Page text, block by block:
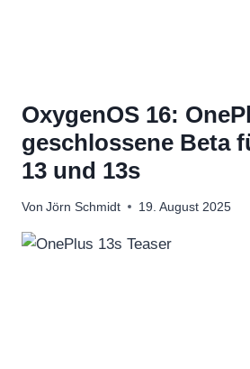
OxygenOS 16:
geschlossene Beta
13 und 13s
Von Jörn Schmidt 19. August 2025